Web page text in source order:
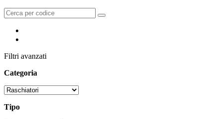
Filtri avanzati
Categoria
Tipo